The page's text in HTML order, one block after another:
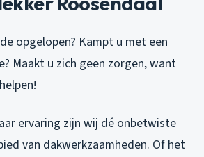
opgelopen? Kampt u met een
Maakt u zich geen zorgen, want
ervaring zijn wij dé onbetwiste
van dakwerkzaamheden. Of het